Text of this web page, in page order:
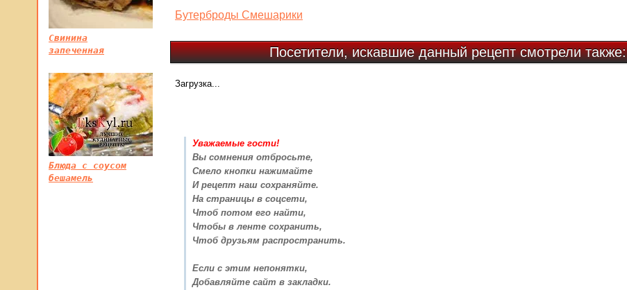
Бутерброды Смешарики
Посетители, искавшие данный рецепт смотрели также:
Загрузка...
Уважаемые гости!
Вы сомнения отбросьте,
Смело кнопки нажимайте
И рецепт наш сохраняйте.
На страницы в соцсети,
Чтоб потом его найти,
Чтобы в ленте сохранить,
Чтоб друзьям распространить.
Если с этим непонятки,
Добавляйте сайт в закладки.
Свинина
запеченная
Блюда с соусом
бешамель